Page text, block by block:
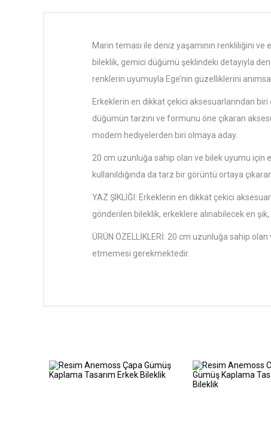
Marin teması ile deniz yaşamının renkliliğini ve
bileklik, gemici düğümü şeklindeki detayıyla
renklerin uyumuyla Ege’nin güzelliklerini
Erkeklerin en dikkat çekici aksesuarlarından
düğümün tarzını ve formunu öne çıkaran
modern hediyelerden biri olmaya aday.
20 cm uzunluğa sahip olan ve bilek uyumu için
kullanıldığında da tarz bir görüntü ortaya
YAZ ŞIKLIĞI: Erkeklerin en dikkat çekici
gönderilen bileklik, erkeklere alınabilecek en
ÜRÜN ÖZELLİKLERİ: 20 cm uzunluğa sahip
etmemesi gerekmektedir.